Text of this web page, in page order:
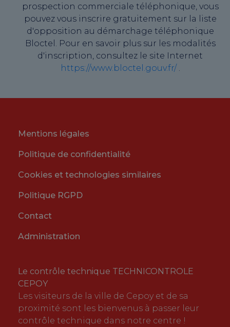
prospection commerciale téléphonique, vous
pouvez vous inscrire gratuitement sur la liste
d'opposition au démarchage téléphonique
Bloctel. Pour en savoir plus sur les modalités
d'inscription, consultez le site Internet
https://www.bloctel.gouv.fr/.
Mentions légales
Politique de confidentialité
Cookies et technologies similaires
Politique RGPD
Contact
Administration
Le contrôle technique TECHNICONTROLE
CEPOY
Les visiteurs de la ville de Cepoy et de sa
proximité sont les bienvenus à passer leur
contrôle technique dans notre centre !